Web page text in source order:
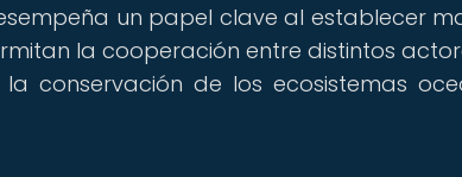
un papel clave al establecer
la cooperación entre distintos
conservación de los ecosistemas